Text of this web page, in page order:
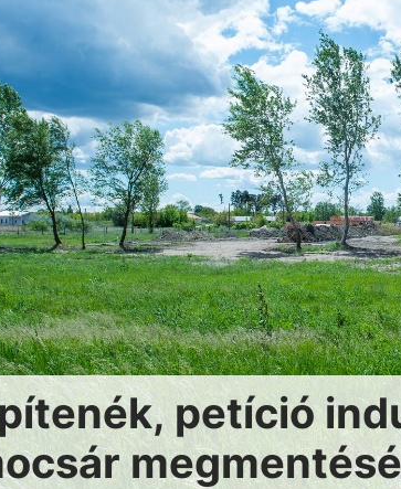
petíció